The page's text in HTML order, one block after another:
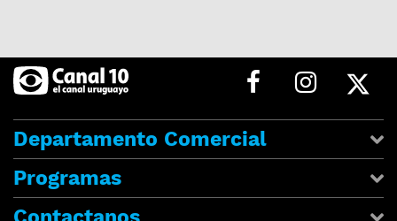
Departamento Comercial
Programas